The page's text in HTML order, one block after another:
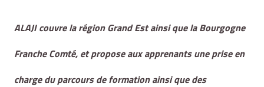
ALAJI couvre la région Grand Est ainsi que la Bourgogne
Franche Comté, et propose aux apprenants une prise en
charge du parcours de formation ainsi que des